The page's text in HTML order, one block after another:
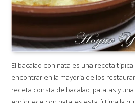
El bacalao con nata es una receta
encontrar en la mayoría de los
receta consta de bacalao, patatas y